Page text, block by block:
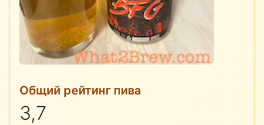
Общий рейтинг пива
3,7